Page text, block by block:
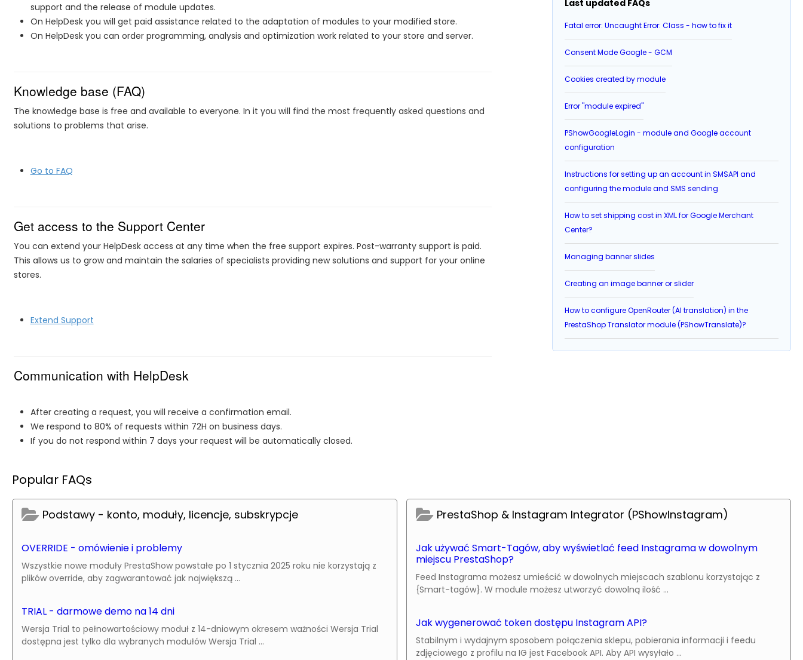
Last updated FAQs
Fatal error: Uncaught Error: Class - how to fix it
Consent Mode Google - GCM
Cookies created by module
Error "module expired"
PShowGoogleLogin - module and Google account
configuration
Instructions for setting up an account in SMSAPI and
configuring the module and SMS sending
How to set shipping cost in XML for Google Merchant
Center?
Managing banner slides
Creating an image banner or slider
How to configure OpenRouter (AI translation) in the
PrestaShop Translator module (PShowTranslate)?
support and the release of module updates.
On HelpDesk you will get paid assistance related to the adaptation of modules to your modified store.
On HelpDesk you can order programming, analysis and optimization work related to your store and server.
Knowledge base (FAQ)
The knowledge base is free and available to everyone. In it you will find the most frequently asked questions and
solutions to problems that arise.
Go to FAQ
Get access to the Support Center
You can extend your HelpDesk access at any time when the free support expires. Post-warranty support is paid.
This allows us to grow and maintain the salaries of specialists providing new solutions and support for your online
stores.
Extend Support
Communication with HelpDesk
After creating a request, you will receive a confirmation email.
We respond to 80% of requests within 72H on business days.
If you do not respond within 7 days your request will be automatically closed.
Popular FAQs
Podstawy - konto, moduły, licencje, subskrypcje
OVERRIDE - omówienie i problemy
Wszystkie nowe moduły PrestaShow powstałe po 1 stycznia 2025 roku nie korzystają z
plików override, aby zagwarantować jak największą ...
TRIAL - darmowe demo na 14 dni
Wersja Trial to pełnowartościowy moduł z 14-dniowym okresem ważności Wersja Trial
dostępna jest tylko dla wybranych modułów Wersja Trial ...
PrestaShop & Instagram Integrator (PShowInstagram)
Jak używać Smart-Tagów, aby wyświetlać feed Instagrama w dowolnym
miejscu PrestaShop?
Feed Instagrama możesz umieścić w dowolnych miejscach szablonu korzystając z
{Smart-tagów}. W module możesz utworzyć dowolną ilość ...
Jak wygenerować token dostępu Instagram API?
Stabilnym i wydajnym sposobem połączenia sklepu, pobierania informacji i feedu
zdjęciowego z profilu na IG jest Facebook API. Aby API wysyłało ...